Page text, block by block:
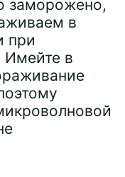
заморожено,
в
при
Имейте в